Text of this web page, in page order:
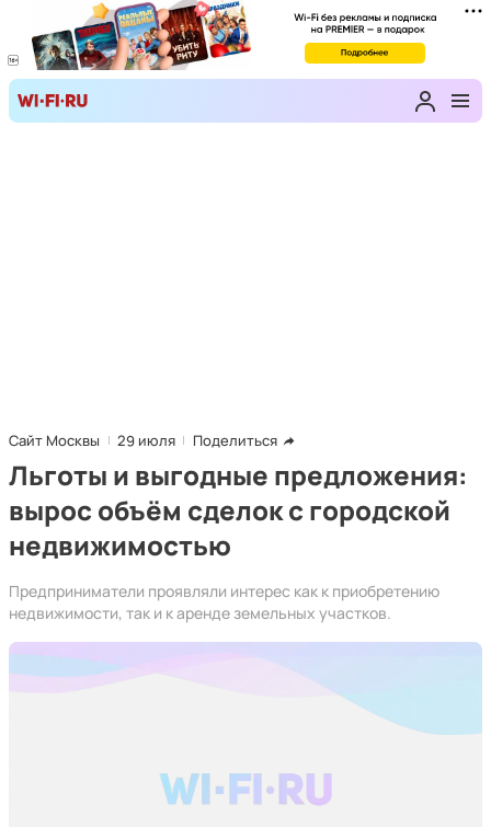
Сайт Москвы 29 июля Поделиться
Льготы и выгодные предложения:
вырос объём сделок с городской
недвижимостью
Предприниматели проявляли интерес как к приобретению
недвижимости, так и к аренде земельных участков.